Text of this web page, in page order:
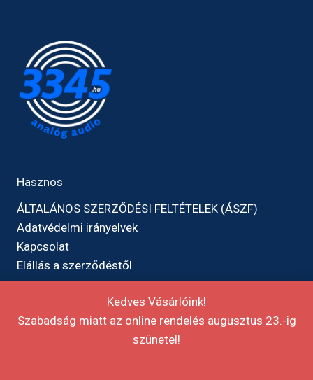
Kedves Vásárlóink!
Szabadság miatt az online rendelés augusztus 23.-ig
szünetel!
Hasznos
ÁLTALÁNOS SZERZŐDÉSI FELTÉTELEK (ÁSZF)
Adatvédelmi irányelvek
Kapcsolat
Elállás a szerződéstől